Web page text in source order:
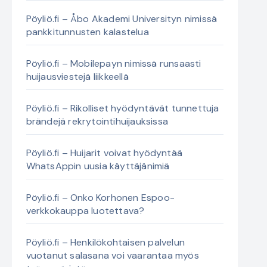
Pöyliö.fi – Åbo Akademi Universityn nimissä
pankkitunnusten kalastelua
Pöyliö.fi – Mobilepayn nimissä runsaasti
huijausviestejä liikkeellä
Pöyliö.fi – Rikolliset hyödyntävät tunnettuja
brändejä rekrytointihuijauksissa
Pöyliö.fi – Huijarit voivat hyödyntää
WhatsAppin uusia käyttäjänimiä
Pöyliö.fi – Onko Korhonen Espoo-
verkkokauppa luotettava?
Pöyliö.fi – Henkilökohtaisen palvelun
vuotanut salasana voi vaarantaa myös